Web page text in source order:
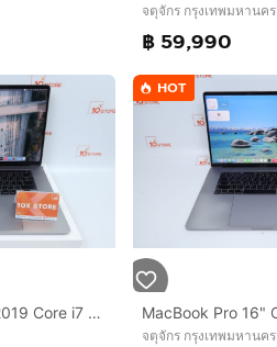
จตุจักร กรุงเทพมหานคร
฿ 59,990
MacBook Pro 15" 2019 Core i7 16.512GB
HOT
จตุจักร กรุงเทพมหานคร